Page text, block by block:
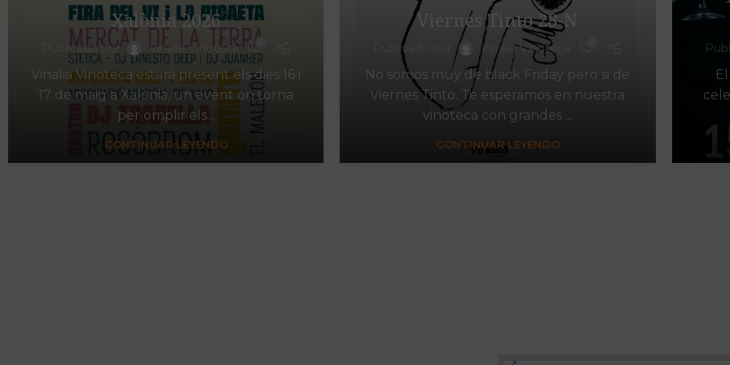
Xalònia 2026
Publicado por Vinalia Vinoteca
Vinalia Vinoteca estarà present els dies 16 i
17 de maig a Xalònia, un event on torna
per omplir els...
CONTINUAR LEYENDO
Viernes Tinto 28-N
Publicado por Vinalia Vinoteca
No somos muy de black Friday pero si de
Viernes Tinto. Te esperamos en nuestra
vinoteca con grandes ...
CONTINUAR LEYENDO